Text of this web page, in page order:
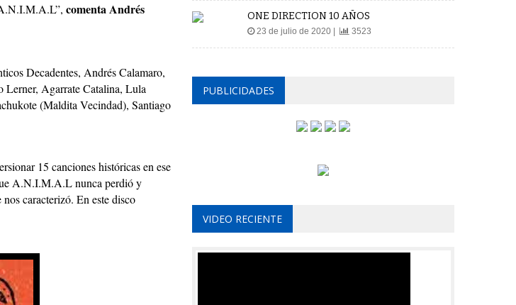
comenta Andrés
Decadentes, Andrés Calamaro,
Agarrate Catalina, Lula
(Maldita Vecindad), Santiago
15 canciones históricas en ese
A.N.I.M.A.L nunca perdió y
caracterizó. En este disco
ONE DIRECTION 10 AÑOS
23 de julio de 2020 | 3523
PUBLICIDADES
VIDEO RECIENTE